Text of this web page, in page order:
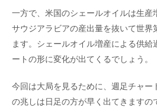
一方で、米国のシェールオイルは生産
サウジアラビアの産出量を抜いて世界
ます。シェールオイル増産による供給
ートの形に変化が出てくるでしょう。
今回は大局を見るために、週足チャー
の兆しは日足の方が早く出てきますの